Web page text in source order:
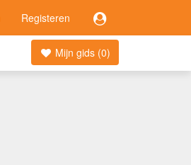
Registeren
Mijn gids (0)